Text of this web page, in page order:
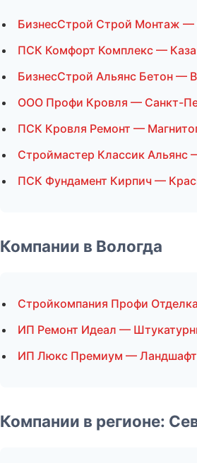
БизнесСтрой Строй Монтаж —
ПСК Комфорт Комплекс —
БизнесСтрой Альянс Бетон —
ООО Профи Кровля — Санкт-
ПСК Кровля Ремонт —
Строймастер Классик Альянс
ПСК Фундамент Кирпич —
Компании в Вологда
Стройкомпания Профи
ИП Ремонт Идеал —
ИП Люкс Премиум —
Компании в регионе: